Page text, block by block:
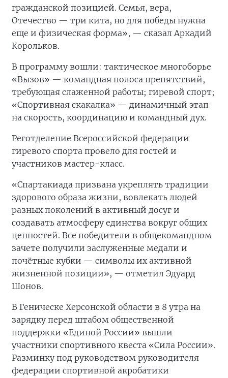
гражданской позицией. Семья, вера,
Отечество — три кита, но для победы нужна
еще и физическая форма», — сказал Аркадий
Корольков.
В программу вошли: тактическое многоборье
«Вызов» — командная полоса препятствий,
требующая слаженной работы; гиревой спорт;
«Спортивная скакалка» — динамичный этап
на скорость, координацию и командный дух.
Реготделение Всероссийской федерации
гиревого спорта провело для гостей и
участников мастер-класс.
«Спартакиада призвана укреплять традиции
здорового образа жизни, вовлекать людей
разных поколений в активный досуг и
создавать атмосферу единства вокруг общих
ценностей. Все победители в общекомандном
зачете получили заслуженные медали и
почётные кубки — символы их активной
жизненной позиции», — отметил Эдуард
Шонов.
В Геническе Херсонской области в 8 утра на
зарядку перед штабом общественной
поддержки «Единой России» вышли
участники спортивного квеста «Сила России».
Разминку под руководством руководителя
федерации спортивной акробатики